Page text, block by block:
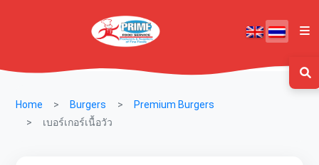
Home Burgers
Premium Burgers
เบอร์เกอร์เนื้อวัว